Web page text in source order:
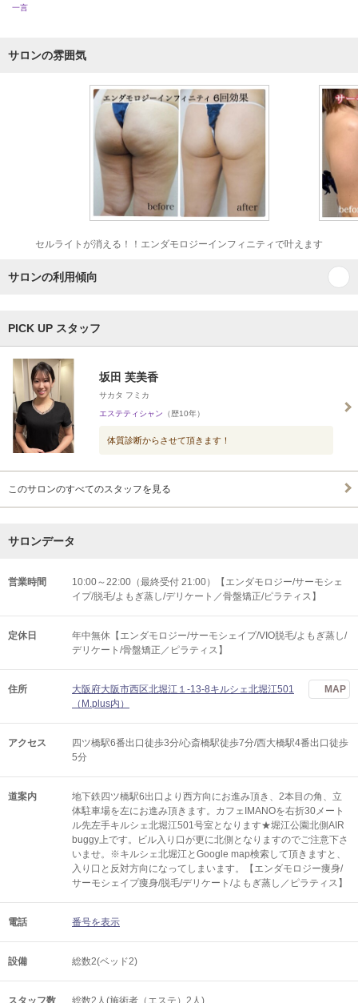
一言
サロンの雰囲気
セルライトが消える！！エンダモロジーインフィニティで叶えます
サロンの利用傾向
PICK UP スタッフ
坂田 芙美香
サカタ フミカ
エステティシャン （歴10年）
体質診断からさせて頂きます！
このサロンのすべてのスタッフを見る
サロンデータ
営業時間
10:00～22:00（最終受付 21:00）【エンダモロジー/サーモシェ
イプ/脱毛/よもぎ蒸し/デリケート／骨盤矯正/ピラティス】
定休日
年中無休【エンダモロジー/サーモシェイプ/VIO脱毛/よもぎ蒸し/
デリケート/骨盤矯正／ピラティス】
住所
大阪府大阪市西区北堀江１-13-8キルシェ北堀江501
（M.plus内）
MAP
アクセス
四ツ橋駅6番出口徒歩3分/心斎橋駅徒歩7分/西大橋駅4番出口徒歩
5分
道案内
地下鉄四ツ橋駅6出口より西方向にお進み頂き、2本目の角、立
体駐車場を左にお進み頂きます。カフェIMANOを右折30メート
ル先左手キルシェ北堀江501号室となります★堀江公園北側AIR
buggy上です。ビル入り口が更に北側となりますのでご注意下さ
いませ。※キルシェ北堀江とGoogle map検索して頂きますと、
入り口と反対方向になってしまいます。【エンダモロジー痩身/
サーモシェイプ痩身/脱毛/デリケート/よもぎ蒸し／ピラティス】
電話 番号を表示
設備 総数2(ベッド2)
スタッフ数 総数2人(施術者（エステ）2人)